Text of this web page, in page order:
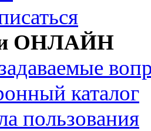
ОНЛАЙН
каталог
пользования